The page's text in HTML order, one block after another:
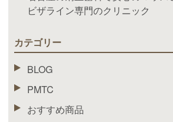
ビザライン専門のクリニック
カテゴリー
BLOG
PMTC
おすすめ商品